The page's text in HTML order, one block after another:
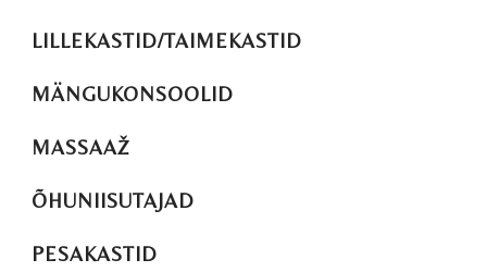
LILLEKASTID/TAIMEKASTID
MÄNGUKONSOOLID
MASSAAŽ
ÕHUNIISUTAJAD
PESAKASTID